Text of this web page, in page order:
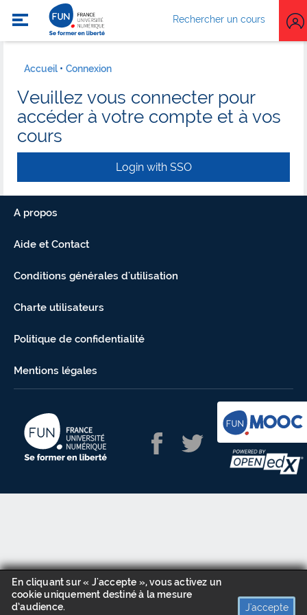
Rechercher un cours
En cliquant sur « J'accepte », vous activez un
cookie uniquement destiné à la mesure
d’audience.
J'accepte
Accueil Connexion
Veuillez vous connecter pour
accéder à votre compte et à vos
cours
Login with SSO
A propos
Aide et Contact
Conditions générales d'utilisation
Charte utilisateurs
Politique de confidentialité
Mentions légales